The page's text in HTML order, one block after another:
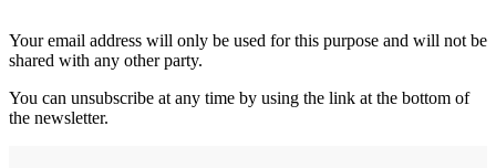
Your email address will only be used for this purpose and will not be
shared with any other party.
You can unsubscribe at any time by using the link at the bottom of
the newsletter.